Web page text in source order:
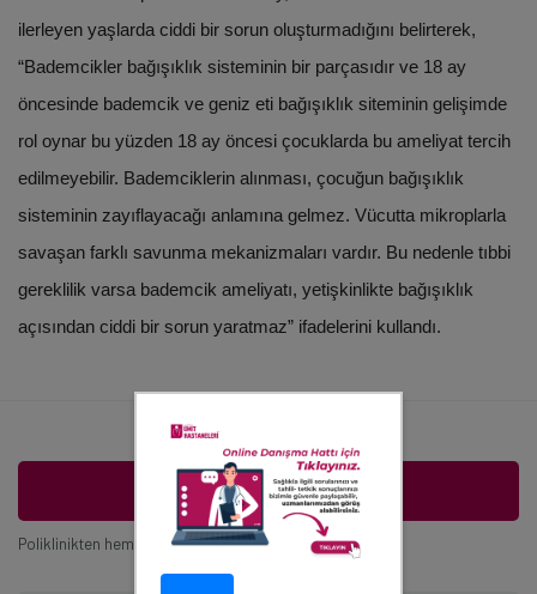
ilerleyen yaşlarda ciddi bir sorun oluşturmadığını belirterek,
“Bademcikler bağışıklık sisteminin bir parçasıdır ve 18 ay
öncesinde bademcik ve geniz eti bağışıklık siteminin gelişimde
rol oynar bu yüzden 18 ay öncesi çocuklarda bu ameliyat tercih
edilmeyebilir. Bademciklerin alınması, çocuğun bağışıklık
sisteminin zayıflayacağı anlamına gelmez. Vücutta mikroplarla
savaşan farklı savunma mekanizmaları vardır. Bu nedenle tıbbi
gereklilik varsa bademcik ameliyatı, yetişkinlikte bağışıklık
açısından ciddi bir sorun yaratmaz” ifadelerini kullandı.
Randevu Al
Poliklinikten hemen randevu alabilirsiniz.